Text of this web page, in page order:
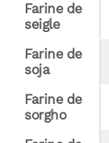
Farine de
seigle
Farine de
soja
Farine de
sorgho